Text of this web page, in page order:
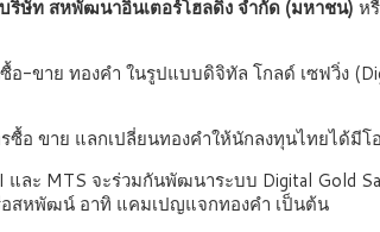
ษัท สหพัฒนาอินเตอร์โฮลดิ้ง จำกัด (มหาชน) ห
ขาย ทองคำ ในรูปแบบดิจิทัล โกลด์ เซฟวิ่ง
ซื้อ ขาย แลกเปลี่ยนทองคำให้นักลงทุนไทยได้มี
และ MTS จะร่วมกันพัฒนาระบบ Digital Gold
สหพัฒน์ อาทิ แคมเปญแจกทองคำ เป็นต้น